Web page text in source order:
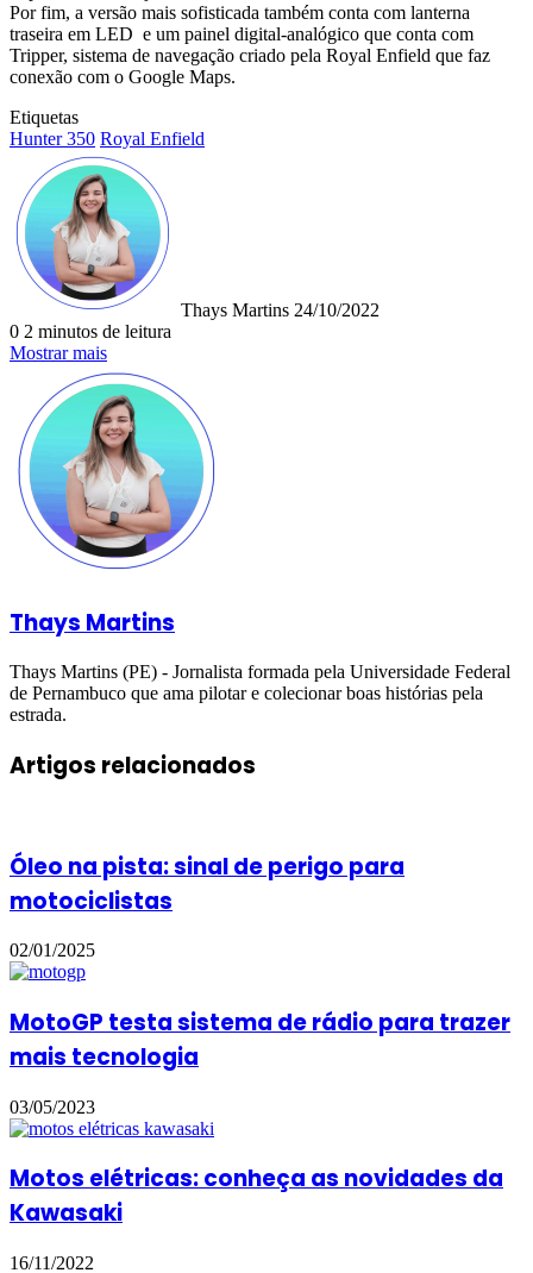
Por fim, a versão mais sofisticada também conta com lanterna
traseira em LED e um painel digital-analógico que conta com
Tripper, sistema de navegação criado pela Royal Enfield que faz
conexão com o Google Maps.
Etiquetas
Hunter 350 Royal Enfield
Thays Martins 24/10/2022
0 2 minutos de leitura
Mostrar mais
Thays Martins
Thays Martins (PE) - Jornalista formada pela Universidade Federal
de Pernambuco que ama pilotar e colecionar boas histórias pela
estrada.
Artigos relacionados
Óleo na pista: sinal de perigo para
motociclistas
02/01/2025
MotoGP testa sistema de rádio para trazer
mais tecnologia
03/05/2023
Motos elétricas: conheça as novidades da
Kawasaki
16/11/2022